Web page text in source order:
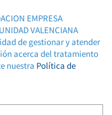
EMPRESA
VALENCIANA
de gestionar y atender
acerca del tratamiento
nuestra Política de